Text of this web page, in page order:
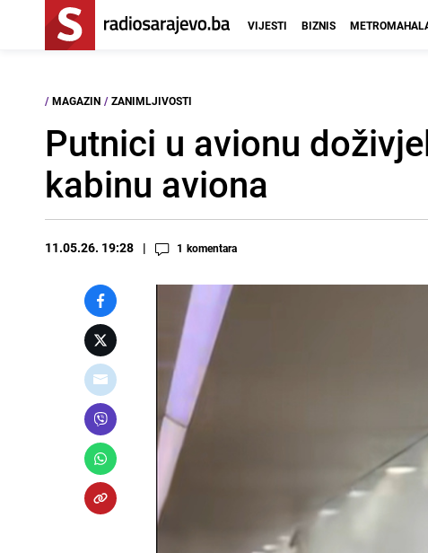
VIJESTI BIZNIS
/ MAGAZIN / ZANIMLJIVOSTI
Putnici u avionu
kabinu aviona
11.05.26. 19:28 1 komentara